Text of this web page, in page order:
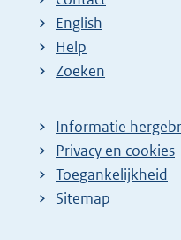
English
Help
Zoeken
Informatie
Privacy en cookies
Toegankelijkheid
Sitemap